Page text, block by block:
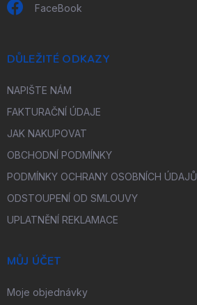
FaceBook
DŮLEŽITÉ ODKAZY
NAPIŠTE NÁM
FAKTURAČNÍ ÚDAJE
JAK NAKUPOVAT
OBCHODNÍ PODMÍNKY
PODMÍNKY OCHRANY OSOBNÍCH ÚDAJŮ
ODSTOUPENÍ OD SMLOUVY
UPLATNĚNÍ REKLAMACE
MŮJ ÚČET
Moje objednávky